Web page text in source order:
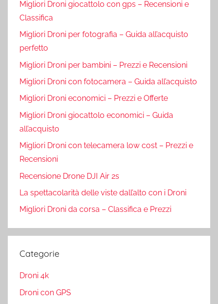
Migliori Droni giocattolo con gps – Recensioni e
Classifica
Migliori Droni per fotografia – Guida all’acquisto
perfetto
Migliori Droni per bambini – Prezzi e Recensioni
Migliori Droni con fotocamera – Guida all’acquisto
Migliori Droni economici – Prezzi e Offerte
Migliori Droni giocattolo economici – Guida
all’acquisto
Migliori Droni con telecamera low cost – Prezzi e
Recensioni
Recensione Drone DJI Air 2s
La spettacolarità delle viste dall’alto con i Droni
Migliori Droni da corsa – Classifica e Prezzi
Categorie
Droni 4k
Droni con GPS